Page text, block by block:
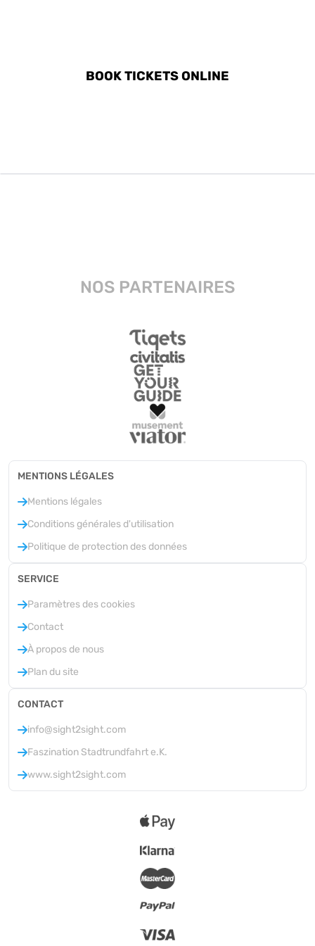
BOOK TICKETS ONLINE
NOS PARTENAIRES
MENTIONS LÉGALES
Mentions légales
Conditions générales d'utilisation
Politique de protection des données
SERVICE
Paramètres des cookies
Contact
À propos de nous
Plan du site
CONTACT
info@sight2sight.com
Faszination Stadtrundfahrt e.K.
www.sight2sight.com